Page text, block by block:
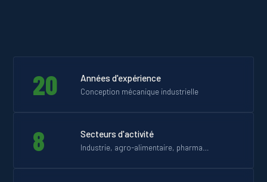
20 Années d'expérience
Conception mécanique industrielle
8 Secteurs d'activité
Industrie, agro-alimentaire, pharma…